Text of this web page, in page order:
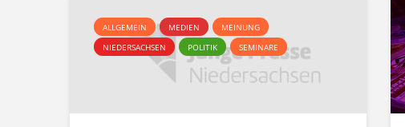
ALLGEMEIN MEDIEN
MEINUNG
NIEDERSACHSEN
POLITIK SEMINARE